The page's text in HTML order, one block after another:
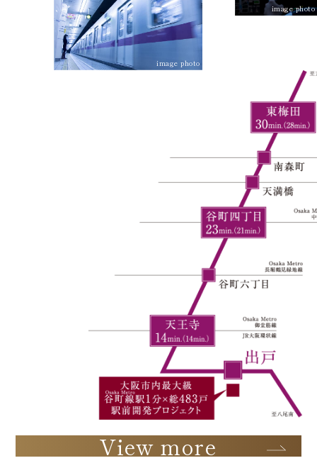
image photo
image photo
View more